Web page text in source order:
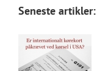
Seneste artikler: